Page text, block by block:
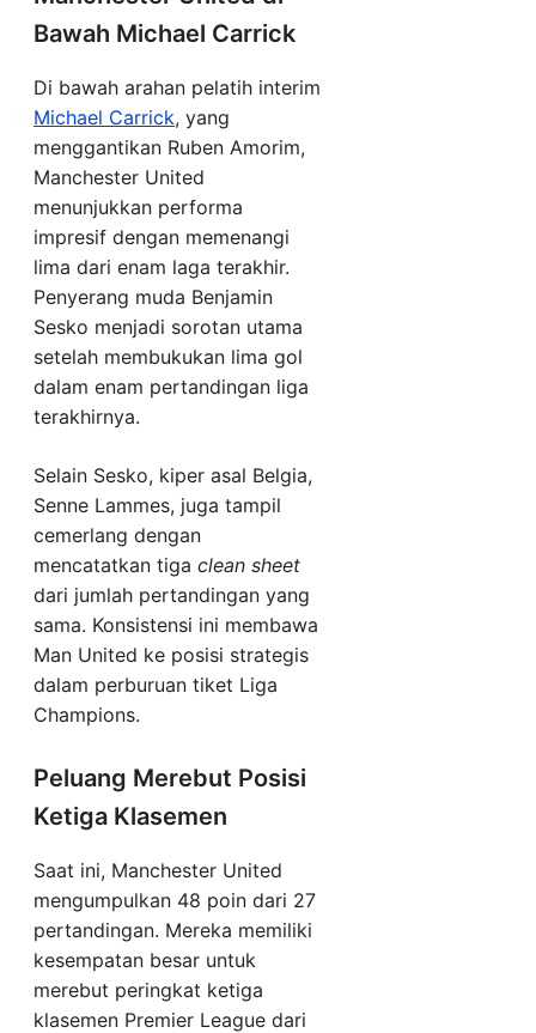
Bawah Michael Carrick
Di bawah arahan pelatih interim
Michael Carrick, yang
menggantikan Ruben Amorim,
Manchester United
menunjukkan performa
impresif dengan memenangi
lima dari enam laga terakhir.
Penyerang muda Benjamin
Sesko menjadi sorotan utama
setelah membukukan lima gol
dalam enam pertandingan liga
terakhirnya.
Selain Sesko, kiper asal Belgia,
Senne Lammes, juga tampil
cemerlang dengan
mencatatkan tiga clean sheet
dari jumlah pertandingan yang
sama. Konsistensi ini membawa
Man United ke posisi strategis
dalam perburuan tiket Liga
Champions.
Peluang Merebut Posisi
Ketiga Klasemen
Saat ini, Manchester United
mengumpulkan 48 poin dari 27
pertandingan. Mereka memiliki
kesempatan besar untuk
merebut peringkat ketiga
klasemen Premier League dari